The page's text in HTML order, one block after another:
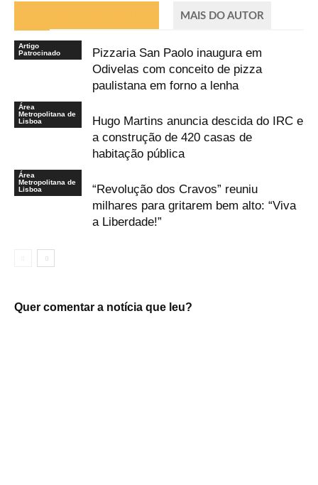
MAIS DO AUTOR
Artigo
Patrocinado
Pizzaria San Paolo inaugura em
Odivelas com conceito de pizza
paulistana em forno a lenha
Área
Metropolitana de
Lisboa
Hugo Martins anuncia descida do IRC e
a construção de 420 casas de
habitação pública
Área
Metropolitana de
Lisboa
“Revolução dos Cravos” reuniu
milhares para gritarem bem alto: “Viva
a Liberdade!”
Quer comentar a notícia que leu?